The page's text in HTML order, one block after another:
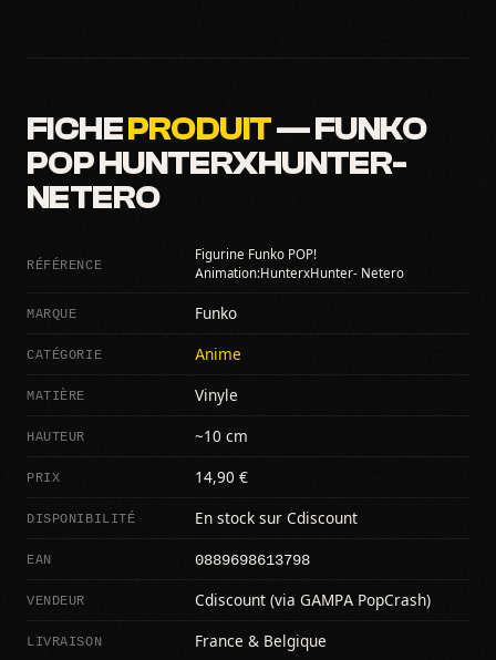
FICHEPRODUIT— FUNKO
POP HUNTERXHUNTER-
NETERO
RÉFÉRENCE
Figurine Funko POP!
Animation:HunterxHunter- Netero
MARQUE Funko
CATÉGORIE Anime
MATIÈRE Vinyle
HAUTEUR ~10 cm
PRIX 14,90 €
DISPONIBILITÉ En stock sur Cdiscount
EAN 0889698613798
VENDEUR Cdiscount (via GAMPA PopCrash)
LIVRAISON France & Belgique